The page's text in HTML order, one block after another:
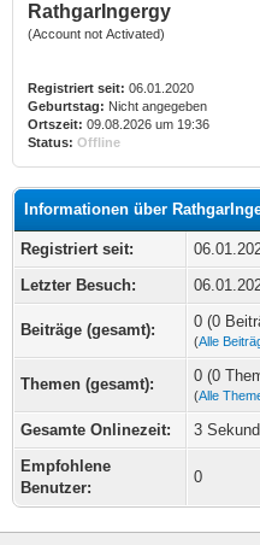
RathgarIngergy
(Account not Activated)
Registriert seit: 06.01.2020
Geburtstag: Nicht angegeben
Ortszeit: 09.08.2026 um 19:36
Status: Offline
Informationen über
Registriert seit:
Letzter Besuch:
Beiträge (gesamt): 0 (0
(Alle
Themen (gesamt): 0 (0
(Alle
Gesamte Onlinezeit:
3
Empfohlene
Benutzer:
0